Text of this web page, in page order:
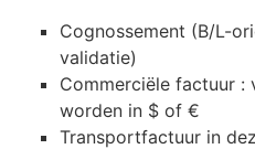
Cognossement (B/L-
validatie)
Commerciële factuur :
worden in $ of €
Transportfactuur in